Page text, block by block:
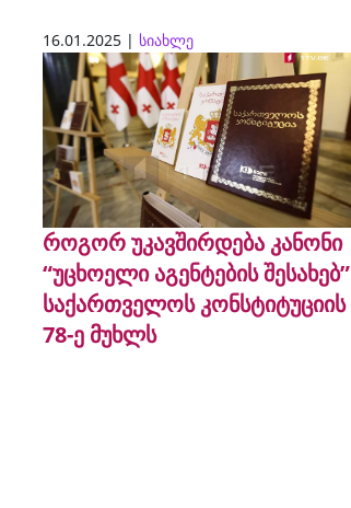
16.01.2025 | სიახლე
როგორ უკავშირდება კანონი
“უცხოელი აგენტების შესახებ”
საქართველოს კონსტიტუციის
78-ე მუხლს